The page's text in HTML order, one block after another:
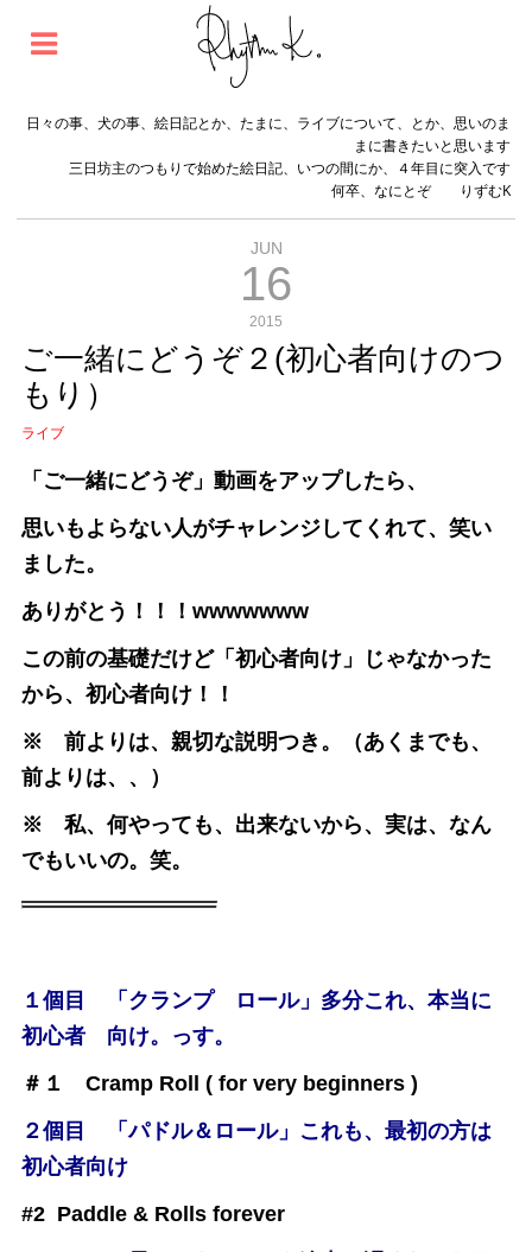
日々の事、犬の事、絵日記とか、たまに、ライブについて、とか、思いのま
まに書きたいと思います
三日坊主のつもりで始めた絵日記、いつの間にか、４年目に突入です
何卒、なにとぞ りずむK
JUN
16
2015
ご一緒にどうぞ２(初心者向けのつ
もり）
ライブ
「ご一緒にどうぞ」動画をアップしたら、
思いもよらない人がチャレンジしてくれて、笑い
ました。
ありがとう！！！wwwwwww
この前の基礎だけど「初心者向け」じゃなかった
から、初心者向け！！
※ 前よりは、親切な説明つき。（あくまでも、
前よりは、、）
※ 私、何やっても、出来ないから、実は、なん
でもいいの。笑。
１個目 「クランプ ロール」多分これ、本当に
初心者 向け。っす。
＃１ Cramp Roll ( for very beginners )
２個目 「パドル＆ロール」これも、最初の方は
初心者向け
#2 Paddle & Rolls forever